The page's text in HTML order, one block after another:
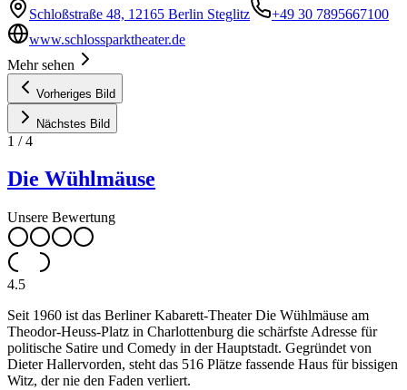
Schloßstraße 48, 12165 Berlin Steglitz
+49 30 7895667100
www.schlossparktheater.de
Mehr sehen
Vorheriges Bild
Nächstes Bild
1 /4
Die Wühlmäuse
Unsere Bewertung
4.5
Seit 1960 ist das Berliner Kabarett-Theater Die Wühlmäuse am
Theodor-Heuss-Platz in Charlottenburg die schärfste Adresse für
politische Satire und Comedy in der Hauptstadt. Gegründet von
Dieter Hallervorden, steht das 516 Plätze fassende Haus für bissigen
Witz, der nie den Faden verliert.